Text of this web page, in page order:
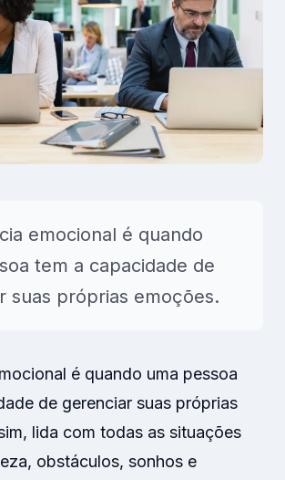
emocional é quando
tem a capacidade de
suas próprias emoções.
é quando uma pessoa
de gerenciar suas próprias
lida com todas as situações
obstáculos, sonhos e